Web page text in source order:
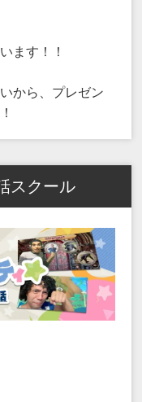
ます！！
から、プレゼン
スクール